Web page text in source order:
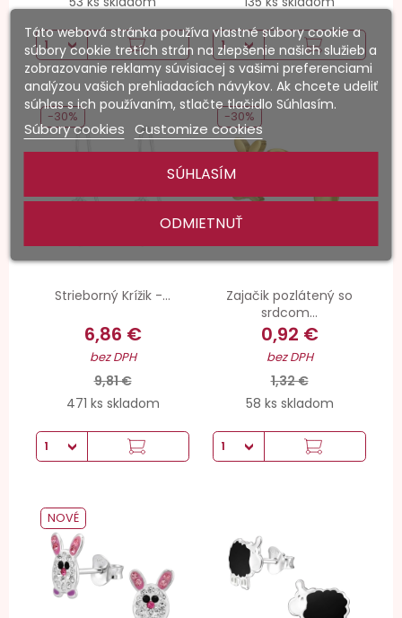
Strieborný Krížik -...
6,86 €
bez DPH
9,81 €
471 ks skladom
-30%
Zajačik pozlátený so
srdcom...
0,92 €
bez DPH
1,32 €
58 ks skladom
-30%
NOVÉ
Táto webová stránka používa vlastné súbory cookie a
súbory cookie tretích strán na zlepšenie našich služieb a
zobrazovanie reklamy súvisiacej s vašimi preferenciami
analýzou vašich prehliadacích návykov. Ak chcete udeliť
súhlas s ich používaním, stlačte tlačidlo Súhlasím.
Súbory cookies Customize cookies
ODMIETNUŤ
SÚHLASÍM